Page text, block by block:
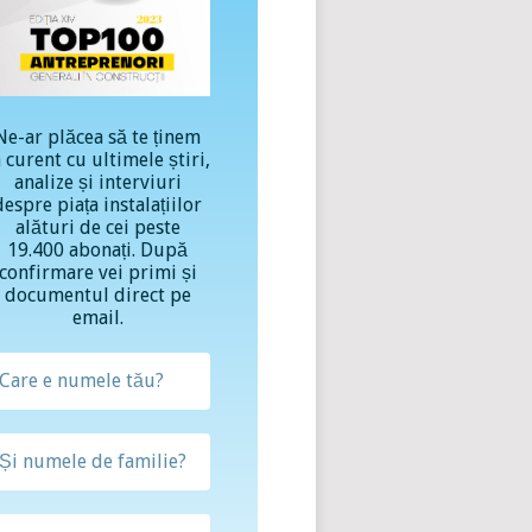
ar plăcea să te ținem
curent cu ultimele știri,
analize și interviuri
piața instalațiilor
alături de cei peste
19.400 abonați. După
vei primi și
documentul direct pe
email.